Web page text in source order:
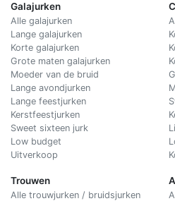
Galajurken
Alle galajurken
Lange galajurken
Korte galajurken
Grote maten galajurken
Moeder van de bruid
Lange avondjurken
Lange feestjurken
Kerstfeestjurken
Sweet sixteen jurk
Low budget
Uitverkoop
Trouwen
Alle trouwjurken / bruidsjurken